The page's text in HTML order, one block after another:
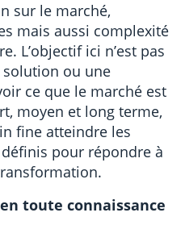
sur le marché,
mais aussi complexité
L’objectif ici n’est pas
solution ou une
ce que le marché est
moyen et long terme,
fine atteindre les
pour répondre à
toute connaissance